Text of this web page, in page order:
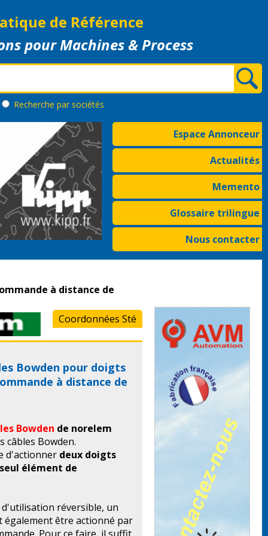
de Référence
pour Machines & Process
Recherche par sociétés
Espace Annonceur
Actualités
Memento
Glossaire trilingue
Nous contacter
à distance de
Coordonnées Sté
Bowden pour doigts
à distance de
Bowden de norelem
câbles Bowden.
d'actionner deux doigts
élément de
d'utilisation réversible, un
également être actionné par